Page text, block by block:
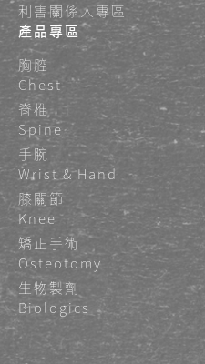
利害關係人專區
產品專區
胸腔
Chest
脊椎
Spine
手腕
Wrist & Hand
膝關節
Knee
矯正手術
Osteotomy
生物製劑
Biologics